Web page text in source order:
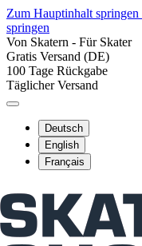
Zum Hauptinhalt springen
springen
Von Skatern - Für Skater
Gratis Versand (DE)
100 Tage Rückgabe
Täglicher Versand
Deutsch
English
Français